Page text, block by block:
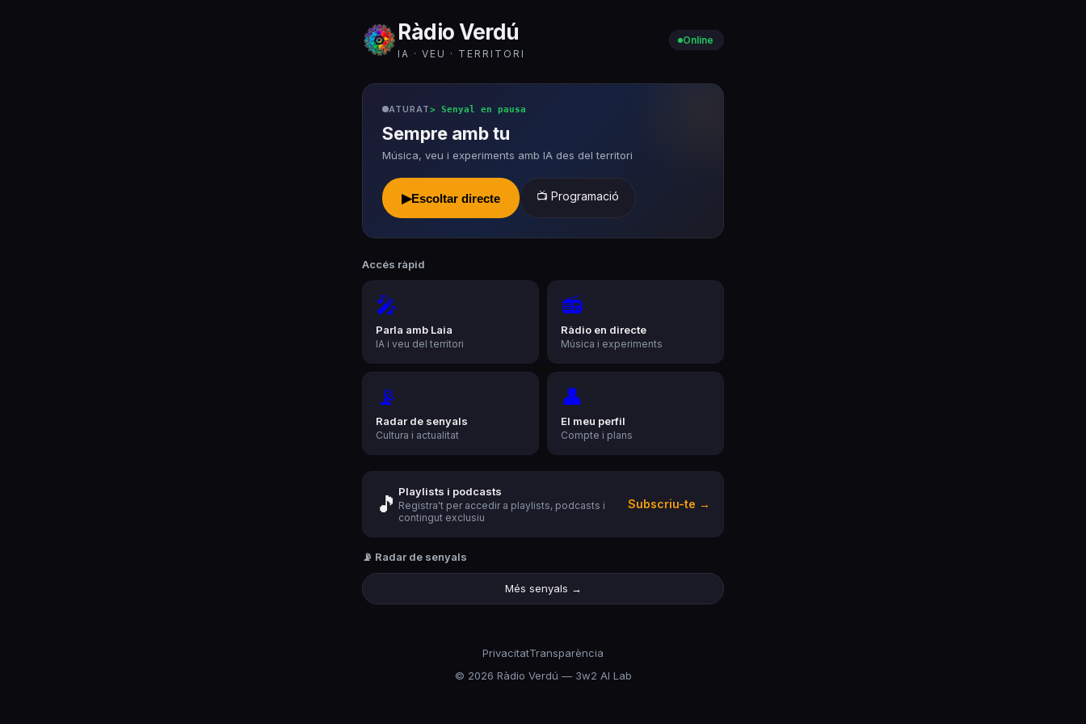
Ràdio Verdú
IA · VEU · TERRITORI
Online
ATURAT> Senyal en pausa
Sempre amb tu
Música, veu i experiments amb IA des del territori
▶Escoltar directe 📺 Programació
Accés ràpid
🎤
Parla amb Laia
IA i veu del territori
📻
Ràdio en directe
Música i experiments
📡
Radar de senyals
Cultura i actualitat
👤
El meu perfil
Compte i plans
🎵 Playlists i podcasts
Registra't per accedir a playlists, podcasts i
contingut exclusiu
Subscriu-te →
📡 Radar de senyals
Més senyals →
PrivacitatTransparència
© 2026 Ràdio Verdú — 3w2 AI Lab